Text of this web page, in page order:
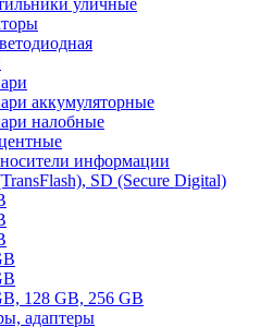
уличные
аккумуляторные
налобные
информации
SD (Secure Digital)
128 GB, 256 GB
адаптеры